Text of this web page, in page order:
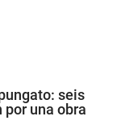
seis
una obra